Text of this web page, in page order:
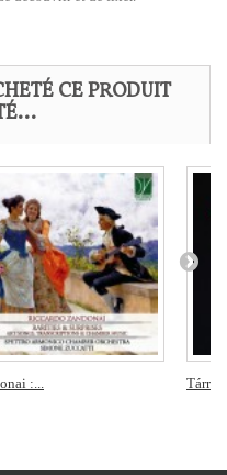
CE PRODUIT
:...